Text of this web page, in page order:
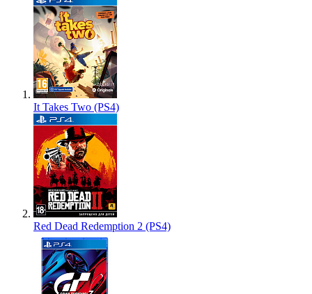
It Takes Two (PS4)
Red Dead Redemption 2 (PS4)